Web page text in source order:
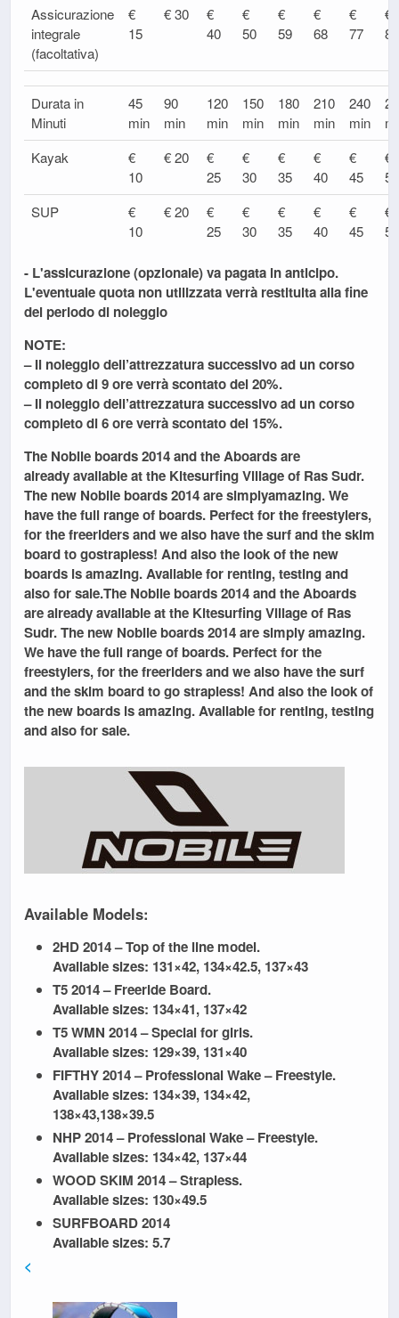
Assicurazione
integrale
(facoltativa)
€
15
€ 30
€
40
€
50
€
59
€
68
€
77
€
86
Durata in
Minuti
45
min
90
min
120
min
150
min
180
min
210
min
240
min
Kayak
€
10
€ 20
€
25
€
30
€
35
€
40
€
45
€
50
SUP
€
10
€ 20
€
25
€
30
€
35
€
40
€
45
€
50
- L'assicurazione (opzionale) va pagata in anticipo.
L'eventuale quota non utilizzata verrà restituita alla fine
del periodo di noleggio
NOTE:
– Il noleggio dell’attrezzatura successivo ad un corso
completo di 9 ore verrà scontato del 20%.
– Il noleggio dell’attrezzatura successivo ad un corso
completo di 6 ore verrà scontato del 15%.
The Nobile boards 2014and theAboardsare
alreadyavailableat the Kitesurfing Village of Ras Sudr.
The new Nobile boards 2014are simplyamazing. We
have thefull range of boards. Perfect for thefreestylers,
for thefreeridersand we also havethe surf and the skim
boardto gostrapless! And also the look of the new
boards is amazing. Available for renting, testing and
also for sale.The Nobile boards 2014and theAboards
are alreadyavailableat the Kitesurfing Village of Ras
Sudr. The new Nobile boards 2014 are simply amazing.
We have the full range of boards. Perfect for the
freestylers, for the freeriders and we also have the surf
and the skim board to go strapless! And also the look of
the new boards is amazing. Available for renting, testing
and also for sale.
Available Models:
2HD 2014– Top of the line model.
Available sizes: 131×42, 134×42.5, 137×43
T5 2014– Freeride Board.
Available sizes: 134×41, 137×42
T5 WMN 2014– Special for girls.
Available sizes: 129×39, 131×40
FIFTHY 2014– Professional Wake – Freestyle.
Available sizes: 134×39, 134×42,
138×43,138×39.5
NHP 2014– Professional Wake – Freestyle.
Available sizes: 134×42, 137×44
WOOD SKIM 2014– Strapless.
Available sizes: 130×49.5
SURFBOARD 2014
Available sizes: 5.7
<